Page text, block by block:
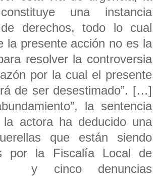
una instancia
derechos, todo lo cual
la presente acción no es la
resolver la controversia
por la cual el presente
de ser desestimado”. […]
la sentencia
la actora ha deducido una
que están siendo
por la Fiscalía Local de
y cinco denuncias